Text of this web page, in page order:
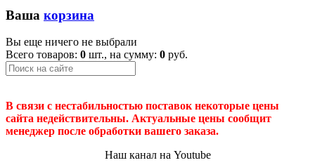
Ваша корзина
Вы еще ничего не выбрали
Всего товаров: 0 шт., на сумму: 0 руб.
В связи с нестабильностью поставок некоторые цены
сайта недействительны. Актуальные цены сообщит
менеджер после обработки вашего заказа.
Наш канал на Youtube